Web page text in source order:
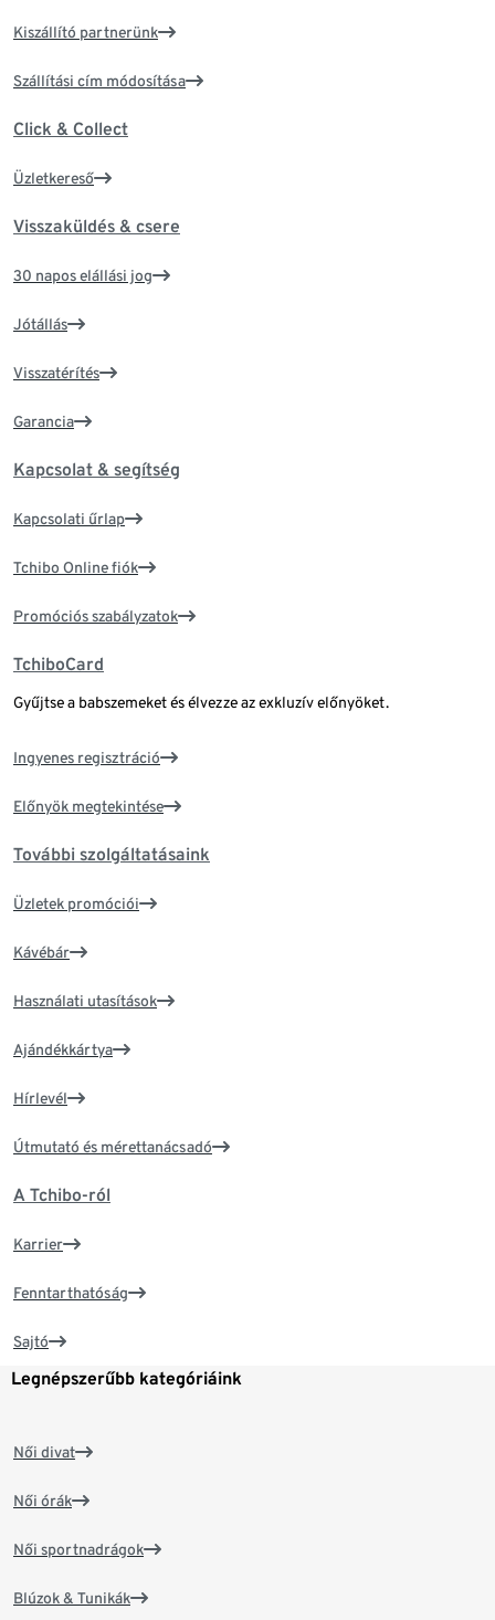
Kiszállító partnerünk
Szállítási cím módosítása
Click & Collect
Üzletkereső
Visszaküldés & csere
30 napos elállási jog
Jótállás
Visszatérítés
Garancia
Kapcsolat & segítség
Kapcsolati űrlap
Tchibo Online fiók
Promóciós szabályzatok
TchiboCard
Gyűjtse a babszemeket és élvezze az exkluzív előnyöket.
Ingyenes regisztráció
Előnyök megtekintése
További szolgáltatásaink
Üzletek promóciói
Kávébár
Használati utasítások
Ajándékkártya
Hírlevél
Útmutató és mérettanácsadó
A Tchibo-ról
Karrier
Fenntarthatóság
Sajtó
Legnépszerűbb kategóriáink
Női divat
Női órák
Női sportnadrágok
Blúzok & Tunikák